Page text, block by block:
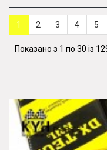
1 2 3 4 5
Показано з 1 по 30 із